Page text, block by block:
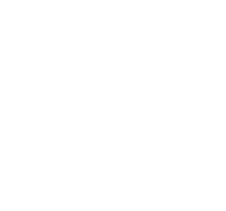
yaşadı
İbrahim Kutluay ile
aylar sonra
yansıdı.